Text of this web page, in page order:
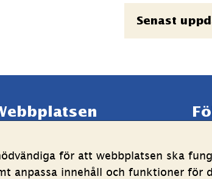
för att webbplatsen ska
anpassa innehåll och funktioner för
Senast
av personuppgifter